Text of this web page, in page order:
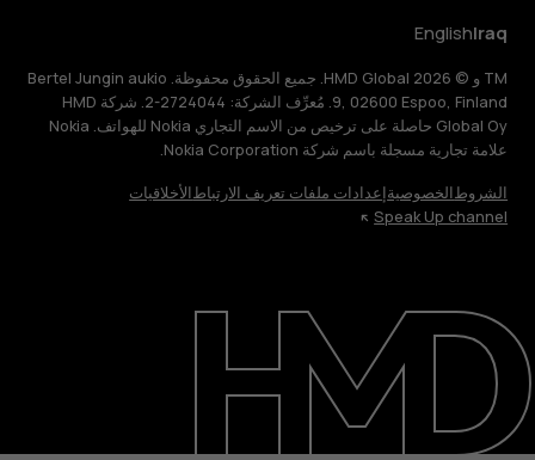
حول
الدعم
Iraq
Iraq
English
TM و © 2026 HMD Global. جميع الحقوق محفوظة. Bertel Jungin aukio
9, 02600 Espoo, Finland. مُعرِّف الشركة: 2724044-2. شركة HMD
Global Oy حاصلة على ترخيص من الاسم التجاري Nokia للهواتف. Nokia
علامة تجارية مسجلة باسم شركة Nokia Corporation.
الشروطالخصوصيةإعدادات ملفات تعريف الارتباطالأخلاقيات
Speak Up channel